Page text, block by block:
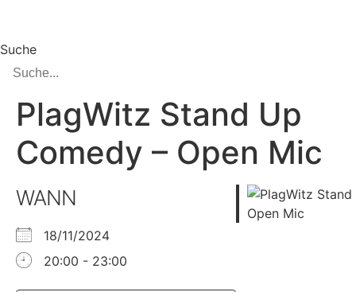
springen
Suche
PlagWitz Stand Up
Comedy – Open Mic
WANN
18/11/2024
20:00 - 23:00